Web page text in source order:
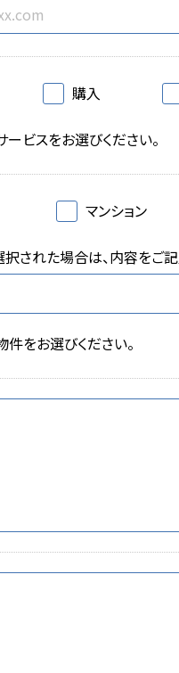
購入
ビスをお選びください。
マンション
択された場合は、内容をご記
をお選びください。